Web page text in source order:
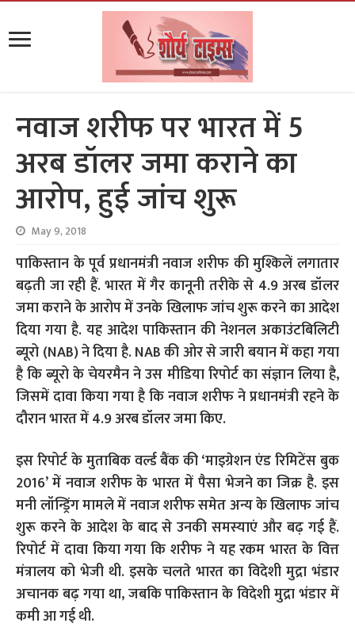
नवाज शरीफ पर भारत में 5
अरब डॉलर जमा कराने का
आरोप, हुई जांच शुरू
May 9, 2018
पाकिस्तान के पूर्व प्रधानमंत्री नवाज शरीफ की मुश्किलें लगातार
बढ़ती जा रही हैं. भारत में गैर कानूनी तरीके से 4.9 अरब डॉलर
जमा कराने के आरोप में उनके खिलाफ जांच शुरू करने का आदेश
दिया गया है. यह आदेश पाकिस्तान की नेशनल अकाउंटबिलिटी
ब्यूरो (NAB) ने दिया है. NAB की ओर से जारी बयान में कहा गया
है कि ब्यूरो के चेयरमैन ने उस मीडिया रिपोर्ट का संज्ञान लिया है,
जिसमें दावा किया गया है कि नवाज शरीफ ने प्रधानमंत्री रहने के
दौरान भारत में 4.9 अरब डॉलर जमा किए.
इस रिपोर्ट के मुताबिक वर्ल्ड बैंक की ‘माइग्रेशन एंड रिमिटेंस बुक
2016’ में नवाज शरीफ के भारत में पैसा भेजने का जिक्र है. इस
मनी लॉन्ड्रिंग मामले में नवाज शरीफ समेत अन्य के खिलाफ जांच
शुरू करने के आदेश के बाद से उनकी समस्याएं और बढ़ गई हैं.
रिपोर्ट में दावा किया गया कि शरीफ ने यह रकम भारत के वित्त
मंत्रालय को भेजी थी. इसके चलते भारत का विदेशी मुद्रा भंडार
अचानक बढ़ गया था, जबकि पाकिस्तान के विदेशी मुद्रा भंडार में
कमी आ गई थी.